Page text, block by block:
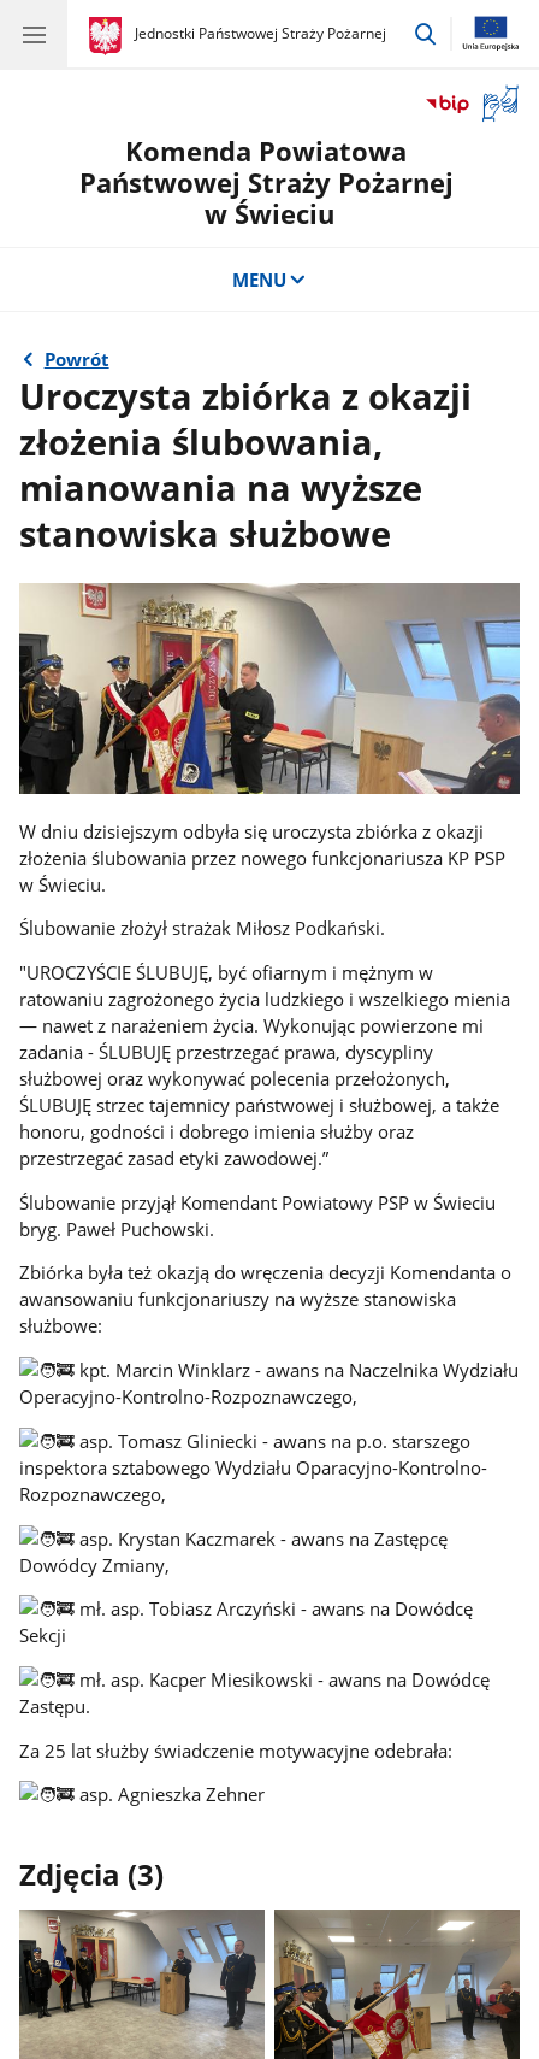
gov.pl
Jednostki Państwowej Straży Pożarnej
gov.pl
Jednostki
przejdź
okno
Komenda Powiatowa
Państwowej Straży Pożarnej
w Świeciu
MENU
Powrót
Uroczysta zbiórka z okazji
złożenia ślubowania,
mianowania na wyższe
stanowiska służbowe
W dniu dzisiejszym odbyła się uroczysta zbiórka z okazji
złożenia ślubowania przez nowego funkcjonariusza KP PSP
w Świeciu.
Ślubowanie złożył strażak Miłosz Podkański.
"UROCZYŚCIE ŚLUBUJĘ, być ofiarnym i mężnym w
ratowaniu zagrożonego życia ludzkiego i wszelkiego mienia
— nawet z narażeniem życia. Wykonując powierzone mi
zadania - ŚLUBUJĘ przestrzegać prawa, dyscypliny
służbowej oraz wykonywać polecenia przełożonych,
ŚLUBUJĘ strzec tajemnicy państwowej i służbowej, a także
honoru, godności i dobrego imienia służby oraz
przestrzegać zasad etyki zawodowej.”
Ślubowanie przyjął Komendant Powiatowy PSP w Świeciu
bryg. Paweł Puchowski.
Zbiórka była też okazją do wręczenia decyzji Komendanta o
awansowaniu funkcjonariuszy na wyższe stanowiska
służbowe:
kpt. Marcin Winklarz - awans na Naczelnika Wydziału
Operacyjno-Kontrolno-Rozpoznawczego,
asp. Tomasz Gliniecki - awans na p.o. starszego
inspektora sztabowego Wydziału Oparacyjno-Kontrolno-
Rozpoznawczego,
asp. Krystan Kaczmarek - awans na Zastępcę
Dowódcy Zmiany,
mł. asp. Tobiasz Arczyński - awans na Dowódcę
Sekcji
mł. asp. Kacper Miesikowski - awans na Dowódcę
Zastępu.
Za 25 lat służby świadczenie motywacyjne odebrała:
asp. Agnieszka Zehner
Zdjęcia (3)